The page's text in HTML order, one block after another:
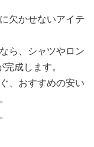
欠かせないアイテ
ら、シャツやロン
成します。
、おすすめの安い